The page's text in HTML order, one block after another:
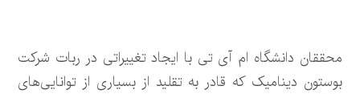
محققان دانشگاه ام آی تی با ایجاد تغییراتی در ربات شرکت
بوستون دینامیک که قادر به تقلید از بسیاری از توانایی‌های